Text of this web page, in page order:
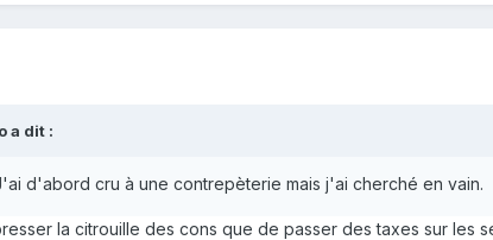
a dit :
d'abord cru à une contrepèterie mais j'ai cherché en vain.
la citrouille des cons que de passer des taxes sur les